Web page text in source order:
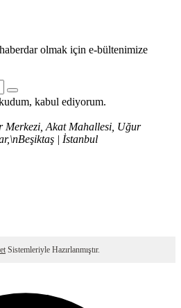
olmak için e-bültenimize
kabul ediyorum.
Akat Mahallesi, Uğur
| İstanbul
Sistemleriyle Hazırlanmıştır.